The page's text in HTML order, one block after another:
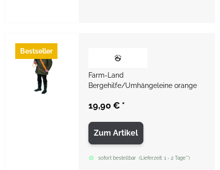
Bestseller
Farm-Land
Bergehilfe/Umhängeleine orange
19,90 € *
Zum Artikel
sofort bestellbar ( Lieferzeit:1 - 2 Tage**)